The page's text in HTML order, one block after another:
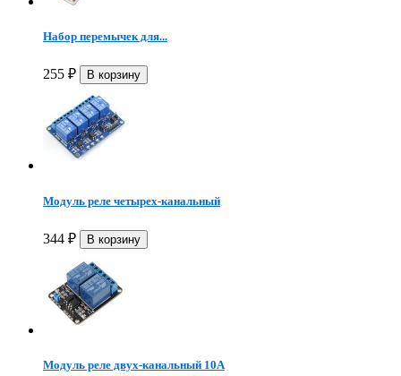
Набор перемычек для...
255 ₽
Модуль реле четырех-канальный
344 ₽
Модуль реле двух-канальный 10А